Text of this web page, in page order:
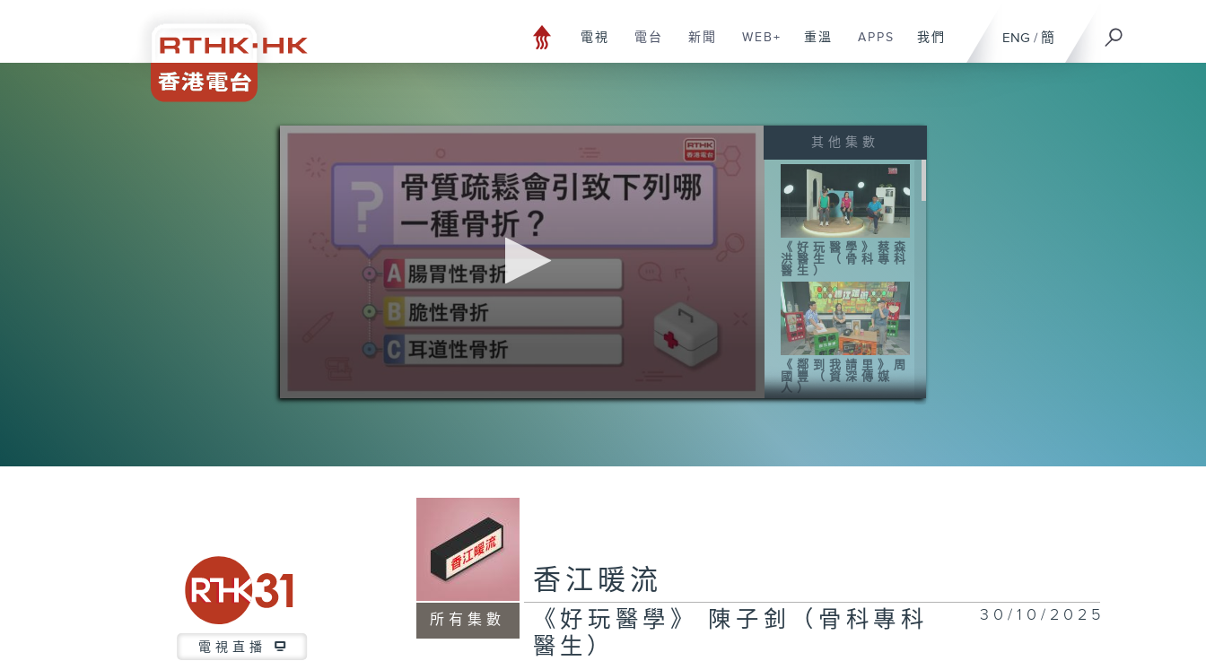
ENG / 簡
電視 電台 新聞 WEB+ 重溫 APPS 我們
0
其他集數
《好玩醫學》蔡森
洪醫生（骨科專科
醫生）
《鄰到我請里》周
國豐（資深傳媒
人）
管）、黃敏霞（富
蝶邨居民）
電視直播
所有集數
香江暖流
《好玩醫學》 陳子釗（骨科專科
醫生）
30/10/2025